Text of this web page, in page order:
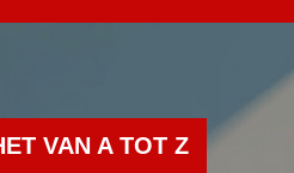
VAN A TOT Z